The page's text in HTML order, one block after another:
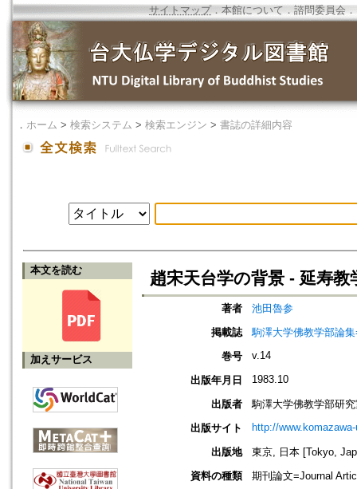
サイトマップ．本館について ． 諮問委員会 ．
． ホーム > 検索システム > 検索エンジン > 書誌の詳細内容
本文を読む
加えサービス
趙宋天台学の背景 ‐ 延寿教
著者
池田魯参
掲載誌
駒澤大学佛教学部論
巻号
v.14
出版年月日 1983.10
出版者
駒澤大学佛教学部研
出版サイト
http://
出版地
東京, 日本 [Tokyo,
資料の種類
期刊論文=Journal